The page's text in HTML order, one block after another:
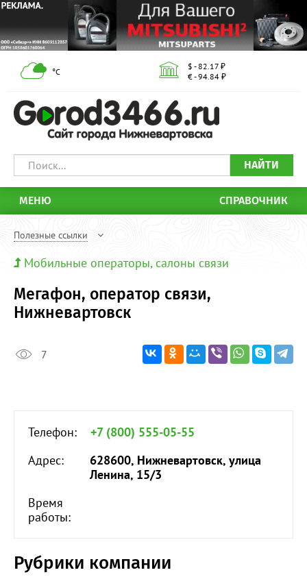
°С
$ - 82.17 ₽
€ - 94.84 ₽
НАЙТИ
МЕНЮ СПРАВОЧНИК
Полезные ссылки
Мобильные операторы, салоны связи
Мегафон, оператор связи,
Нижневартовск
7
Телефон:
+7 (800) 555-05-55
Адрес:
628600, Нижневартовск, улица
Ленина, 15/3
Время
работы:
Рубрики компании